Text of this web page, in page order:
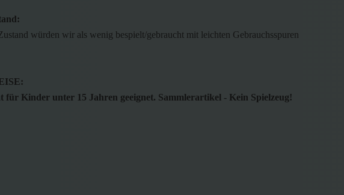
würden wir als wenig bespielt/gebraucht mit leichten Gebrauchsspuren
für Kinder unter 15 Jahren geeignet. Sammlerartikel - Kein Spielzeug!